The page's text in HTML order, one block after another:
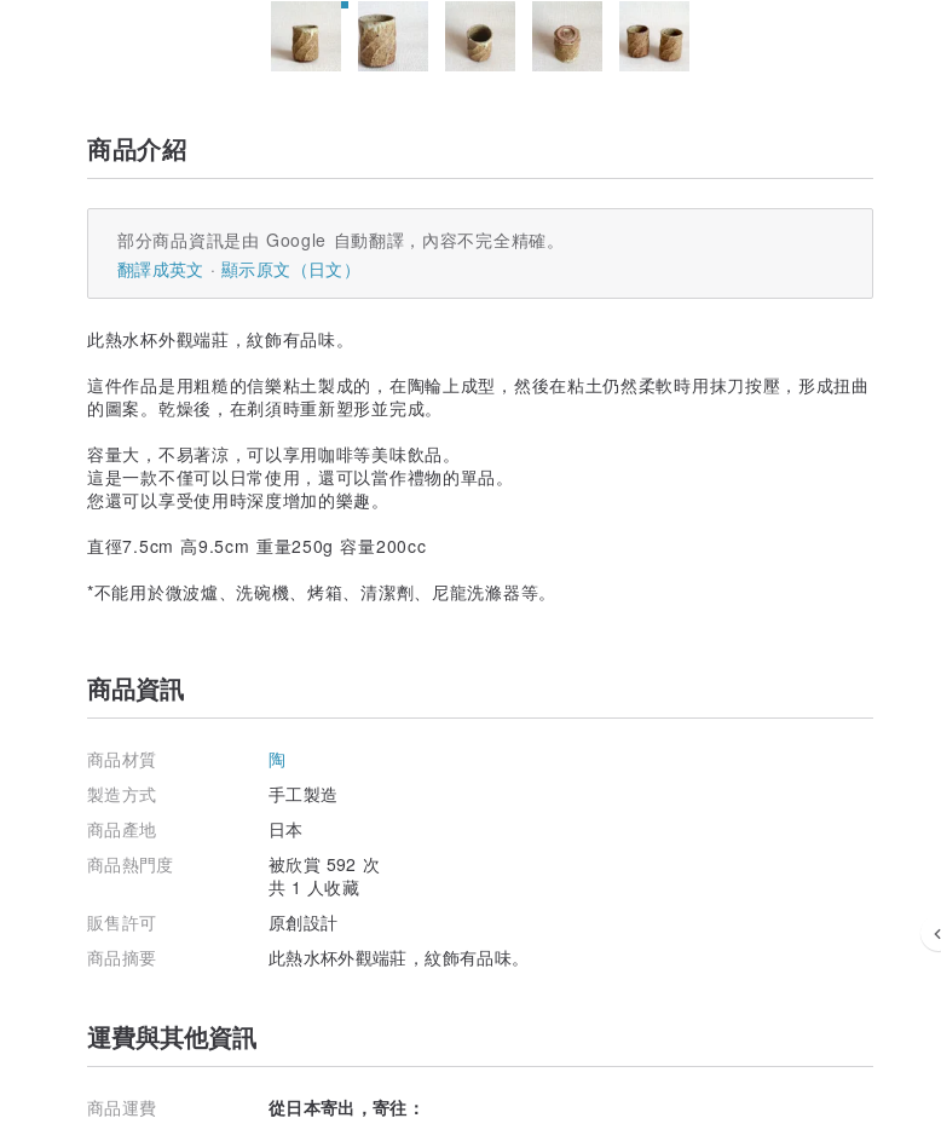
商品介紹
部分商品資訊是由 Google 自動翻譯，內容不完全精確。
翻譯成英文
顯示原文（日文）
此熱水杯外觀端莊，紋飾有品味。
這件作品是用粗糙的信樂粘土製成的，在陶輪上成型，然後在粘土仍然柔軟時用抹刀按壓，形成扭曲
的圖案。乾燥後，在剃須時重新塑形並完成。
容量大，不易著涼，可以享用咖啡等美味飲品。
這是一款不僅可以日常使用，還可以當作禮物的單品。
您還可以享受使用時深度增加的樂趣。
直徑7.5cm 高9.5cm 重量250g 容量200cc
*不能用於微波爐、洗碗機、烤箱、清潔劑、尼龍洗滌器等。
商品資訊
商品材質
陶
製造方式
手工製造
商品產地
日本
商品熱門度
被欣賞 592 次
共 1 人收藏
販售許可
原創設計
商品摘要
此熱水杯外觀端莊，紋飾有品味。
運費與其他資訊
商品運費 從日本寄出，寄往：